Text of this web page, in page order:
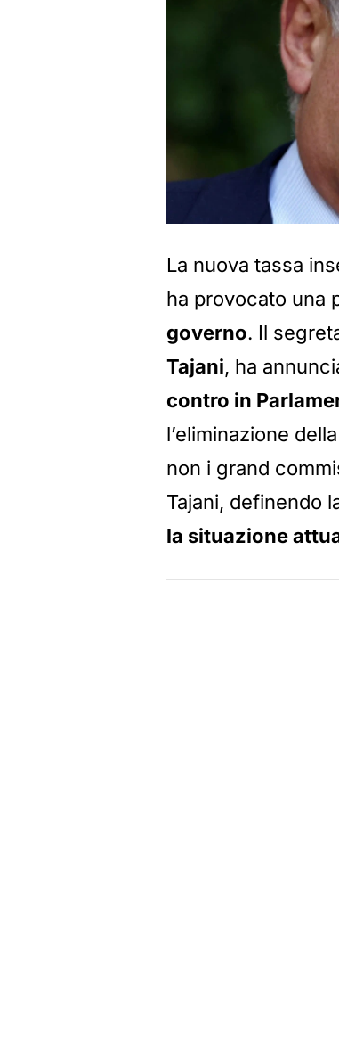
La nuova tassa
ha provocato una
governo. Il
Tajani, ha
contro in
l’eliminazione
non i grand
Tajani, definendo
la situazione